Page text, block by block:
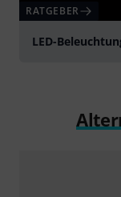
RATGEBER
LED-